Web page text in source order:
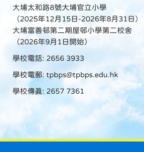
大埔太和路8號大埔官立小學
（2025年12月15日-2026年8月31日）
大埔富善邨第二期屋邨小學第二校舍
（2026年9月1日開始）
學校電話: 2656 3933
學校電郵: tpbps@tpbps.edu.hk
學校傳真: 2657 7361